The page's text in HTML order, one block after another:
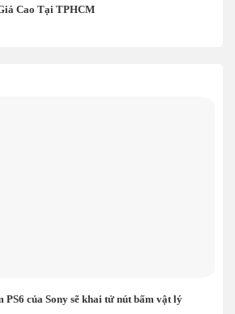
Cao Tại TPHCM
của Sony sẽ khai tử nút bấm vật lý